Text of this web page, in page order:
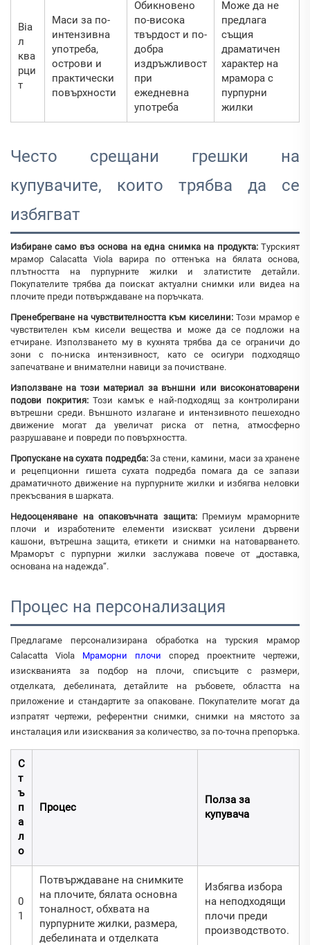
Bia
л
ква
рци
т
Маси за по-
интензивна
употреба,
острови и
практически
повърхности
Обикновено
по-висока
твърдост и по-
добра
издръжливост
при
ежедневна
употреба
Може да не
предлага
същия
драматичен
характер на
мрамора с
пурпурни
жилки
Често срещани грешки на
купувачите, които трябва да се
избягват
Избиране само въз основа на една снимка на продукта: Турският
мрамор Calacatta Viola варира по оттенъка на бялата основа,
плътността на пурпурните жилки и златистите детайли.
Покупателите трябва да поискат актуални снимки или видеа на
плочите преди потвърждаване на поръчката.
Пренебрегване на чувствителността към киселини: Този мрамор е
чувствителен към кисели вещества и може да се подложи на
етчиране. Използването му в кухнята трябва да се ограничи до
зони с по-ниска интензивност, като се осигури подходящо
запечатване и внимателни навици за почистване.
Използване на този материал за външни или високонатоварени
подови покрития:Този камък е най-подходящ за контролирани
вътрешни среди. Външното излагане и интензивното пешеходно
движение могат да увеличат риска от петна, атмосферно
разрушаване и повреди по повърхността.
Пропускане на сухата подредба: За стени, камини, маси за хранене
и рецепционни гишета сухата подредба помага да се запази
драматичното движение на пурпурните жилки и избягва неловки
прекъсвания в шарката.
Недооценяване на опаковъчната защита: Премиум мраморните
плочи и изработените елементи изискват усилени дървени
кашони, вътрешна защита, етикети и снимки на натоварването.
Мраморът с пурпурни жилки заслужава повече от „доставка,
основана на надежда“.
Процес на персонализация
Предлагаме персонализирана обработка на турския мрамор
Calacatta Viola Мраморни плочи според проектните чертежи,
изискванията за подбор на плочи, списъците с размери,
отделката, дебелината, детайлите на ръбовете, областта на
приложение и стандартите за опаковане. Покупателите могат да
изпратят чертежи, референтни снимки, снимки на мястото за
инсталация или изисквания за количество, за по-точна препоръка.
С
т
ъ
п
а
л
о
Процес
Полза за
купувача
0
1
Потвърждаване на снимките
на плочите, бялата основна
тоналност, обхвата на
пурпурните жилки, размера,
дебелината и отделката
Избягва избора
на неподходящи
плочи преди
производството.